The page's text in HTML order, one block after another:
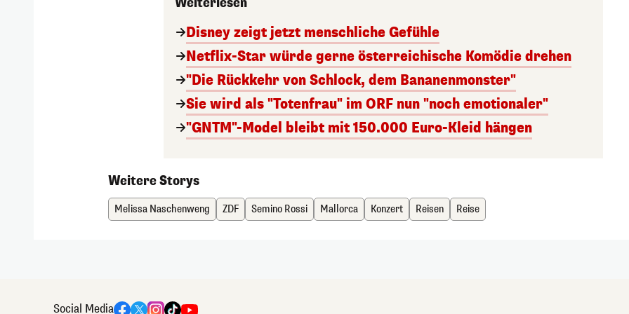
Disney zeigt jetzt menschliche Gefühle
Netflix-Star würde gerne österreichische Komödie drehen
"Die Rückkehr von Schlock, dem Bananenmonster"
Sie wird als "Totenfrau" im ORF nun "noch emotionaler"
"GNTM"-Model bleibt mit 150.000 Euro-Kleid hängen
Weitere Storys
Melissa Naschenweng ZDF Semino Rossi Mallorca Konzert Reisen Reise
Social Media